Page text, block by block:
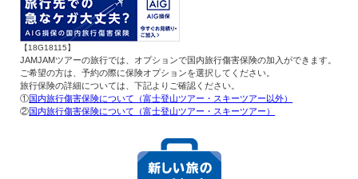
【18G18115】
JAMJAMツアーの旅行では、オプションで国内旅行傷害保険の加入ができます。
ご希望の方は、予約の際に保険オプションを選択してください。
旅行保険の詳細については、下記よりご確認ください。
①国内旅行傷害保険について（富士登山ツアー・スキーツアー以外）
②国内旅行傷害保険について（富士登山ツアー・スキーツアー）